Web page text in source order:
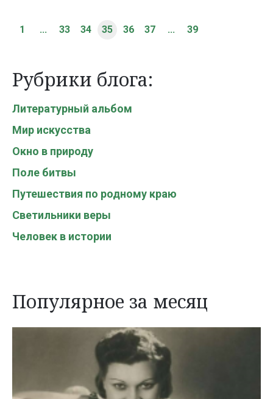
1 ... 33 34 35 36 37 ... 39
Рубрики блога:
Литературный альбом
Мир искусства
Окно в природу
Поле битвы
Путешествия по родному краю
Светильники веры
Человек в истории
Популярное за месяц